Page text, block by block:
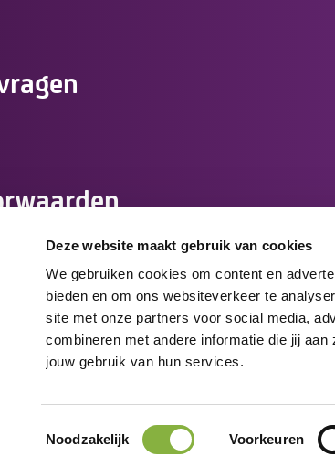
Deze website maakt gebruik van cookies
We gebruiken cookies om content en
bieden en om ons websiteverkeer te
site met onze partners voor social media,
combineren met andere informatie die jij
jouw gebruik van hun services.
Toestemmingsselectie
Noodzakelijk Voorkeuren